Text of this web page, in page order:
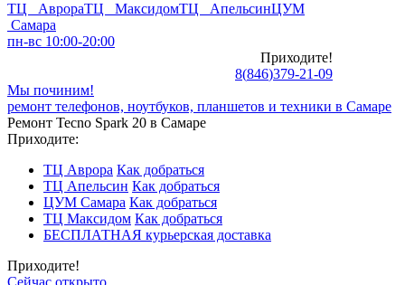
ТЦ АврораТЦ МаксидомТЦ АпельсинЦУМ
Самара
пн-вс 10:00-20:00
Приходите!
8(846)379-21-09
Мы починим!
ремонт телефонов, ноутбуков, планшетов и техники в Самаре
Ремонт Tecno Spark 20 в Самаре
Приходите:
ТЦ Аврора Как добраться
ТЦ Апельсин Как добраться
ЦУМ Самара Как добраться
ТЦ Максидом Как добраться
БЕСПЛАТНАЯ курьерская доставка
Приходите!
Сейчас открыто